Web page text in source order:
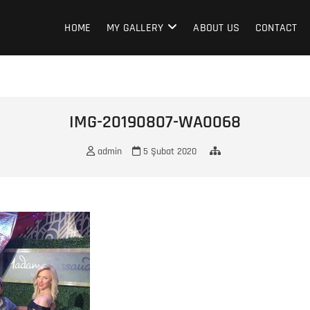
HOME MY GALLERY ABOUT US CONTACT
IMG-20190807-WA0068
admin 5 Şubat 2020